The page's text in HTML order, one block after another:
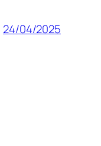
24/04/2025